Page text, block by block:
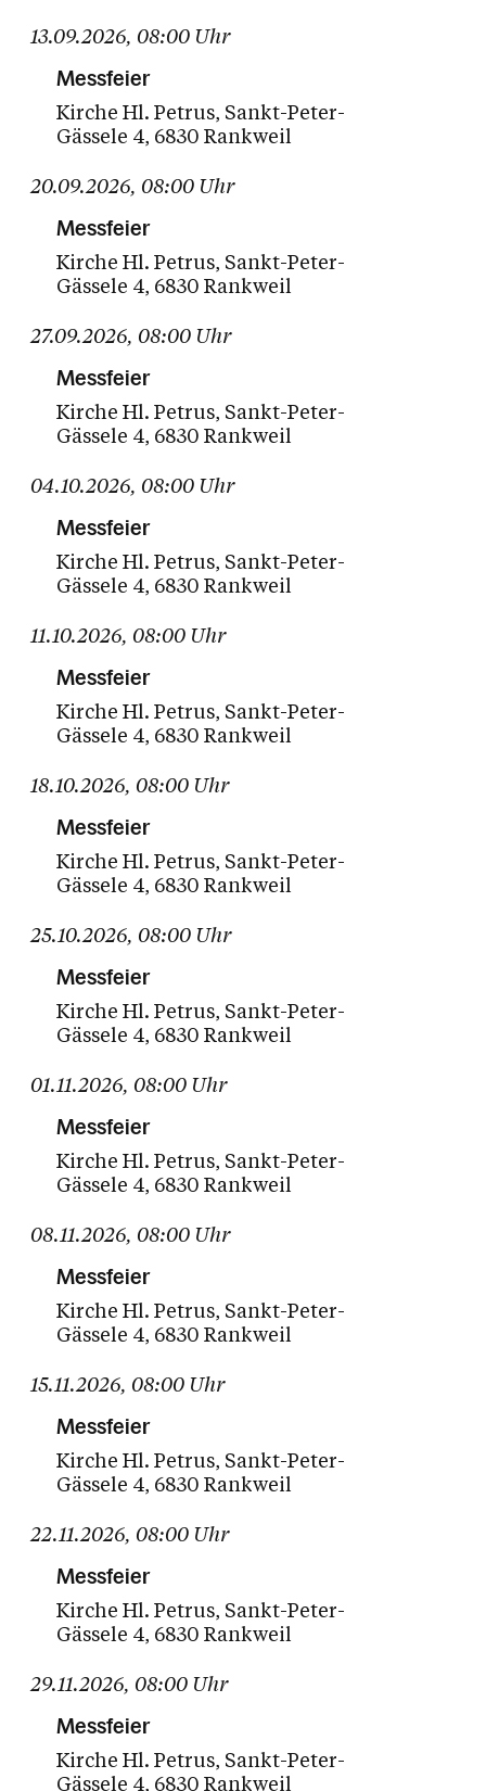
13.09.2026, 08:00 Uhr
Messfeier
Kirche Hl. Petrus Sankt-Peter-
Gässele 4 6830 Rankweil
20.09.2026, 08:00 Uhr
Messfeier
Kirche Hl. Petrus Sankt-Peter-
Gässele 4 6830 Rankweil
27.09.2026, 08:00 Uhr
Messfeier
Kirche Hl. Petrus Sankt-Peter-
Gässele 4 6830 Rankweil
04.10.2026, 08:00 Uhr
Messfeier
Kirche Hl. Petrus Sankt-Peter-
Gässele 4 6830 Rankweil
11.10.2026, 08:00 Uhr
Messfeier
Kirche Hl. Petrus Sankt-Peter-
Gässele 4 6830 Rankweil
18.10.2026, 08:00 Uhr
Messfeier
Kirche Hl. Petrus Sankt-Peter-
Gässele 4 6830 Rankweil
25.10.2026, 08:00 Uhr
Messfeier
Kirche Hl. Petrus Sankt-Peter-
Gässele 4 6830 Rankweil
01.11.2026, 08:00 Uhr
Messfeier
Kirche Hl. Petrus Sankt-Peter-
Gässele 4 6830 Rankweil
08.11.2026, 08:00 Uhr
Messfeier
Kirche Hl. Petrus Sankt-Peter-
Gässele 4 6830 Rankweil
15.11.2026, 08:00 Uhr
Messfeier
Kirche Hl. Petrus Sankt-Peter-
Gässele 4 6830 Rankweil
22.11.2026, 08:00 Uhr
Messfeier
Kirche Hl. Petrus Sankt-Peter-
Gässele 4 6830 Rankweil
29.11.2026, 08:00 Uhr
Messfeier
Kirche Hl. Petrus Sankt-Peter-
Gässele 4 6830 Rankweil